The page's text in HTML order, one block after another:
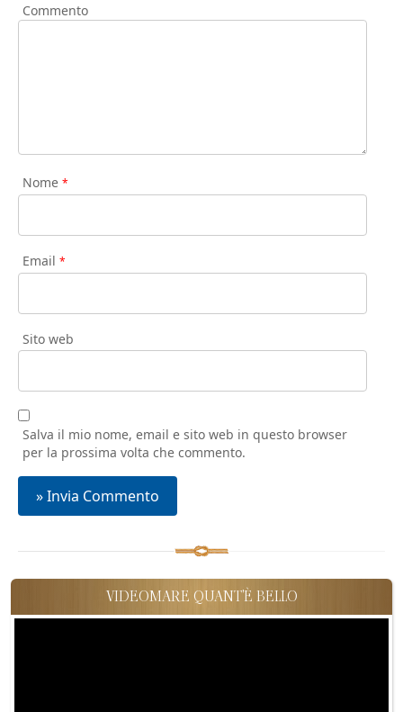
Commento
Nome *
Email *
Sito web
Salva il mio nome, email e sito web in questo browser
per la prossima volta che commento.
VIDEOMARE QUANT'È BELLO